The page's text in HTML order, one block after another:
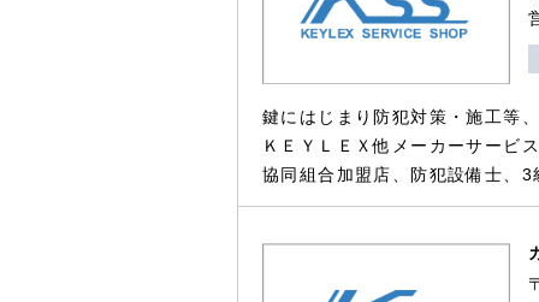
鍵にはじまり防犯対策・施工等
ＫＥＹＬＥＸ他メーカーサービ
協同組合加盟店、防犯設備士、